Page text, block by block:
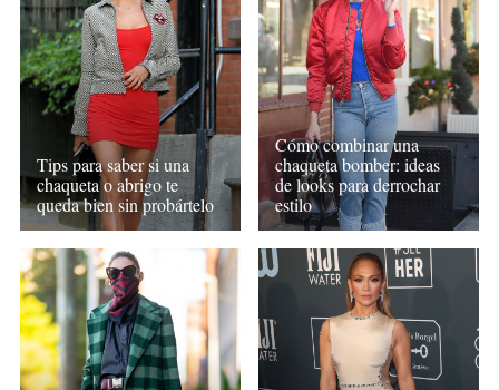
Tips para saber si una
chaqueta o abrigo te
queda bien sin probártelo
Cómo combinar una
chaqueta bomber: ideas
de looks para derrochar
estilo